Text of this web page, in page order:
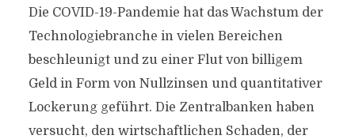
Die COVID-19-Pandemie hat das Wachstum der
Technologiebranche in vielen Bereichen
beschleunigt und zu einer Flut von billigem
Geld in Form von Nullzinsen und quantitativer
Lockerung geführt. Die Zentralbanken haben
versucht, den wirtschaftlichen Schaden, der